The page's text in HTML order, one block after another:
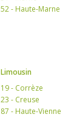
52 - Haute-Marne
Limousin
19 - Corrèze
23 - Creuse
87 - Haute-Vienne